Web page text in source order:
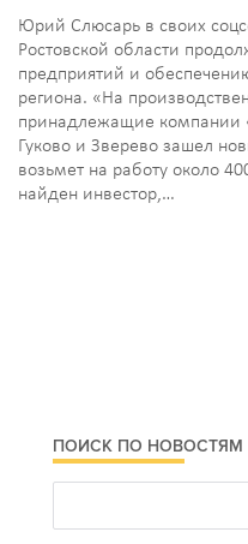
Юрий Слюсарь в своих
Ростовской области
предприятий и
региона. «На
принадлежащие компании
Гуково и Зверево зашел
возьмет на работу около
найден инвестор,…
ПОИСК ПО НОВОСТЯМ